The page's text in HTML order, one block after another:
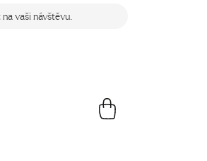
vaši návštěvu.